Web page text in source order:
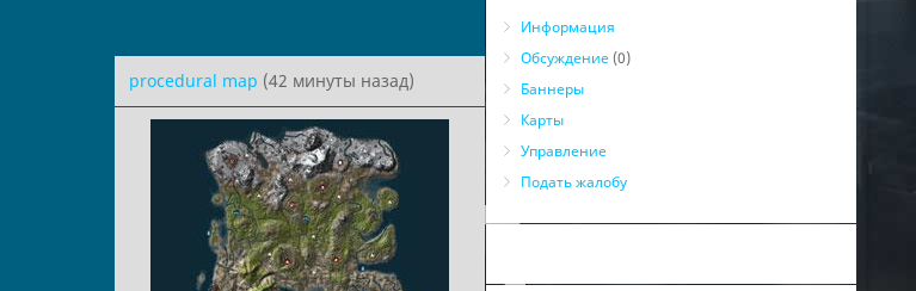
procedural map (42 минуты назад)
Информация
Обсуждение(0)
Баннеры
Карты
Управление
Подать жалобу